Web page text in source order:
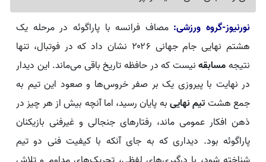
نورنیوز-گروه ورزشی: مصاف فرانسه با پاراگوئه در مرحله یک
هشتم نهایی جام جهانی ۲۰۲۶ نشان داد که در فوتبال، تنها
نتیجهمسابقهنیست که در حافظه تاریخ باقی می‌ماند. این دیدار
در نهایت با پیروزی یک بر صفر خروس‌ها و صعود این تیم به
جمع هشتتیم نهاییبه پایان رسید، اما آنچه بیش از هر چیز در
ذهن افکار عمومی ماند، رفتارهای جنجالی و غیرفنی بازیکنان
پاراگوئه بود. دیداری که به جای آنکه با کیفیت فنی دو تیم